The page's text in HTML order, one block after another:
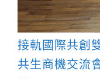
接軌國際共創
共生商機交流